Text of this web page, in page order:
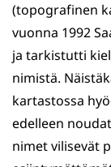
(topografinen
vuonna 1992
ja tarkistutti
nimistä.
kartastossa
edelleen
nimet vilisevät